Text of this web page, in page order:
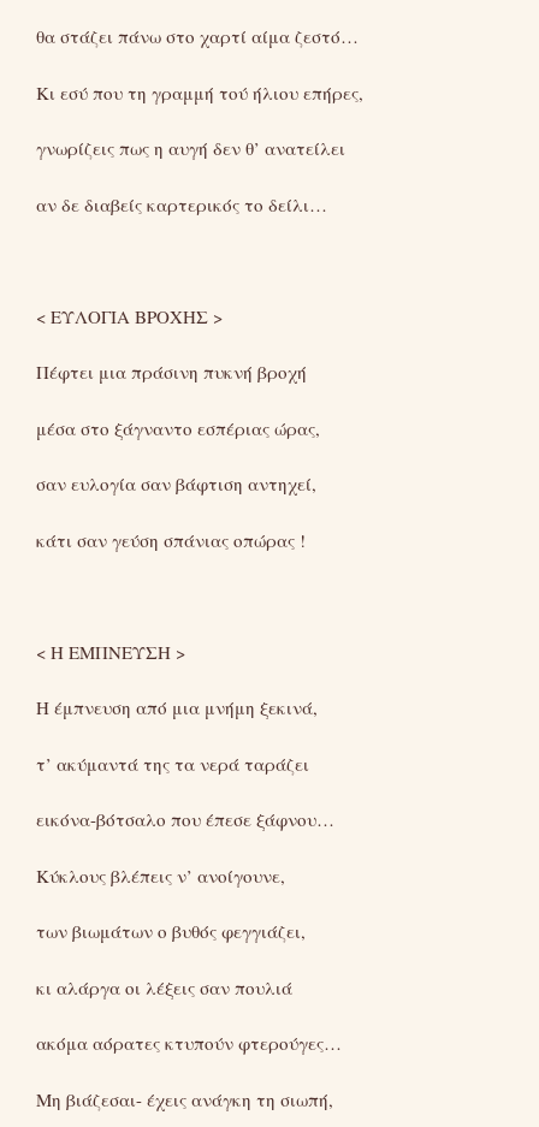
θα στάζει πάνω στο χαρτί αίμα ζεστό…
Κι εσύ που τη γραμμή τού ήλιου επήρες,
γνωρίζεις πως η αυγή δεν θ’ ανατείλει
αν δε διαβείς καρτερικός το δείλι…
< ΕΥΛΟΓΙΑ ΒΡΟΧΗΣ >
Πέφτει μια πράσινη πυκνή βροχή
μέσα στο ξάγναντο εσπέριας ώρας,
σαν ευλογία σαν βάφτιση αντηχεί,
κάτι σαν γεύση σπάνιας οπώρας !
< H ΕΜΠΝΕΥΣΗ >
Η έμπνευση από μια μνήμη ξεκινά,
τ’ ακύμαντά της τα νερά ταράζει
εικόνα-βότσαλο που έπεσε ξάφνου…
Κύκλους βλέπεις ν’ ανοίγουνε,
των βιωμάτων ο βυθός φεγγιάζει,
κι αλάργα οι λέξεις σαν πουλιά
ακόμα αόρατες κτυπούν φτερούγες…
Μη βιάζεσαι- έχεις ανάγκη τη σιωπή,